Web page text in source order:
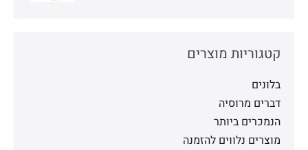
קטגוריות מוצרים
בלונים
דברים מרוסיה
הנמכרים ביותר
מוצרים נלווים להזמנה